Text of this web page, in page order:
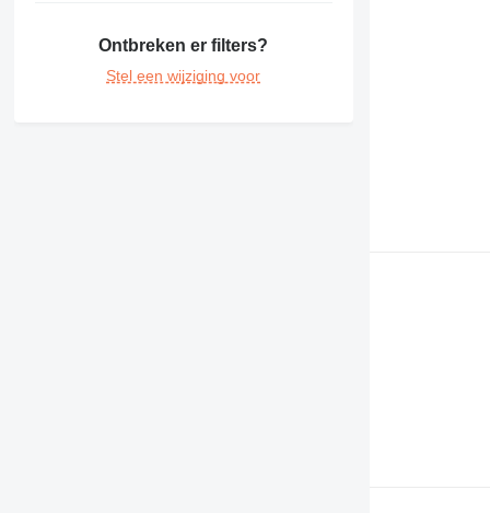
Ontbreken er filters?
Stel een wijziging voor